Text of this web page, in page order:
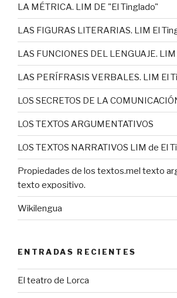
LA MÉTRICA. LIM DE "El Tinglado"
LAS FIGURAS LITERARIAS. LIM El
LAS FUNCIONES DEL LENGUAJE.
LAS PERÍFRASIS VERBALES. LIM El
LOS SECRETOS DE LA
LOS TEXTOS ARGUMENTATIVOS
LOS TEXTOS NARRATIVOS LIM de El
Propiedades de los textos.mel texto
texto expositivo.
Wikilengua
ENTRADAS RECIENTES
El teatro de Lorca